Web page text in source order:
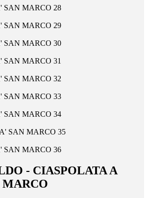
SAN MARCO 28
SAN MARCO 29
SAN MARCO 30
SAN MARCO 31
SAN MARCO 32
SAN MARCO 33
SAN MARCO 34
SAN MARCO 35
SAN MARCO 36
- CIASPOLATA A
MARCO